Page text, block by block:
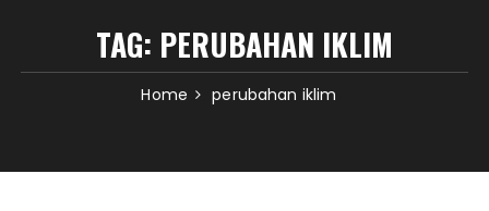
TAG: PERUBAHAN IKLIM
Home perubahan iklim